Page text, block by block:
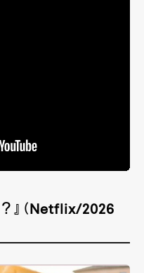
？』（Netflix/2026